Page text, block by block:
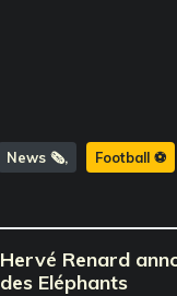
News 🗞️ Football ⚽️
Hervé Renard
des Eléphants